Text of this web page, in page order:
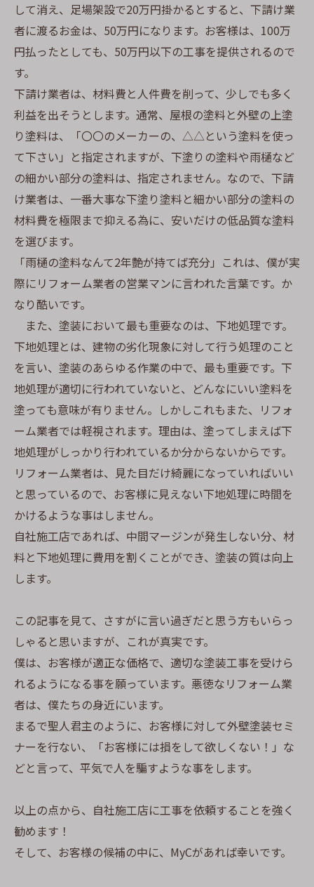
して消え、足場架設で20万円掛かるとすると、下請け業
者に渡るお金は、50万円になります。お客様は、100万
円払ったとしても、50万円以下の工事を提供されるので
す。
下請け業者は、材料費と人件費を削って、少しでも多く
利益を出そうとします。通常、屋根の塗料と外壁の上塗
り塗料は、「〇〇のメーカーの、△△という塗料を使っ
て下さい」と指定されますが、下塗りの塗料や雨樋など
の細かい部分の塗料は、指定されません。なので、下請
け業者は、一番大事な下塗り塗料と細かい部分の塗料の
材料費を極限まで抑える為に、安いだけの低品質な塗料
を選びます。
「雨樋の塗料なんて2年艶が持てば充分」これは、僕が実
際にリフォーム業者の営業マンに言われた言葉です。か
なり酷いです。
また、塗装において最も重要なのは、下地処理です。
下地処理とは、建物の劣化現象に対して行う処理のこと
を言い、塗装のあらゆる作業の中で、最も重要です。下
地処理が適切に行われていないと、どんなにいい塗料を
塗っても意味が有りません。しかしこれもまた、リフォ
ーム業者では軽視されます。理由は、塗ってしまえば下
地処理がしっかり行われているか分からないからです。
リフォーム業者は、見た目だけ綺麗になっていればいい
と思っているので、お客様に見えない下地処理に時間を
かけるような事はしません。
自社施工店であれば、中間マージンが発生しない分、材
料と下地処理に費用を割くことができ、塗装の質は向上
します。
この記事を見て、さすがに言い過ぎだと思う方もいらっ
しゃると思いますが、これが真実です。
僕は、お客様が適正な価格で、適切な塗装工事を受けら
れるようになる事を願っています。悪徳なリフォーム業
者は、僕たちの身近にいます。
まるで聖人君主のように、お客様に対して外壁塗装セミ
ナーを行ない、「お客様には損をして欲しくない！」な
どと言って、平気で人を騙すような事をします。
以上の点から、自社施工店に工事を依頼することを強く
勧めます！
そして、お客様の候補の中に、MyCがあれば幸いです。